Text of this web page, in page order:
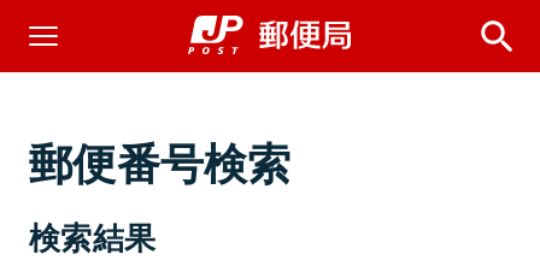
郵便番号検索
検索結果